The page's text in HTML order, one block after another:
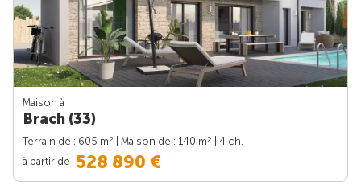
Maison à
Brach (33)
Terrain de : 605 m2 | Maison de : 140 m2
| 4 ch.
à partir de 528 890 €